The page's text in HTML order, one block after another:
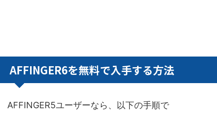
AFFINGER6を無料で入手する方法
AFFINGER5ユーザーなら、以下の手順で